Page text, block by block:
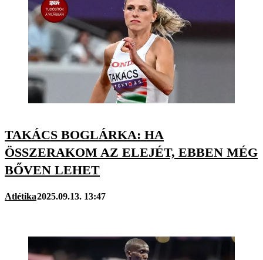
TAKÁCS BOGLÁRKA: HA
ÖSSZERAKOM AZ ELEJÉT, EBBEN MÉG
BŐVEN LEHET
Atlétika2025.09.13. 13:47